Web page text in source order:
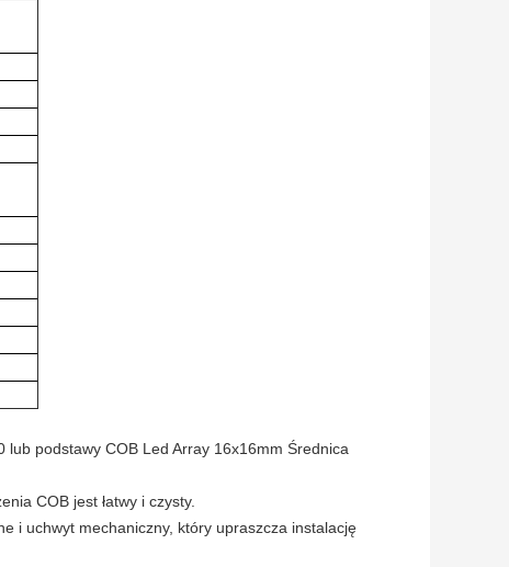
lub podstawy COB Led Array 16x16mm Średnica
COB jest łatwy i czysty.
i uchwyt mechaniczny, który upraszcza instalację